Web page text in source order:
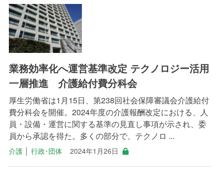
業務効率化へ運営基準改定 テクノロジー活用
一層推進 介護給付費分科会
厚生労働省は1月15日、第238回社会保障審議会介護給付
費分科会を開催。2024年度の介護報酬改定における、人
員・設備・運営に関する基準の見直し事項が示され、委
員から承認を得た。多くの部分で、テクノロ ...
介護│ 行政･団体 2024年1月26日